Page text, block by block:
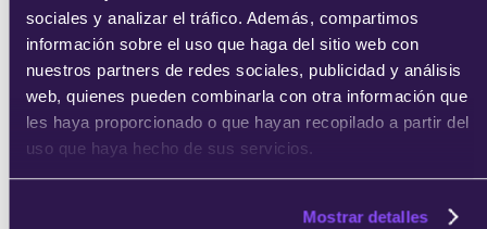
sociales y analizar el tráfico. Además, compartimos
información sobre el uso que haga del sitio web con
nuestros partners de redes sociales, publicidad y análisis
web, quienes pueden combinarla con otra información que
les haya proporcionado o que hayan recopilado a partir del
uso que haya hecho de sus servicios.
Mostrar detalles